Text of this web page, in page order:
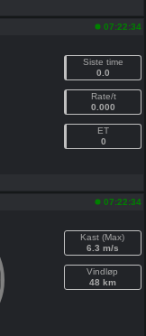
07:22:34
Siste time
0.0
Rate/t
0.000
ET
0
07:22:34
Kast (Max)
6.3 m/s
Vindløp
48 km